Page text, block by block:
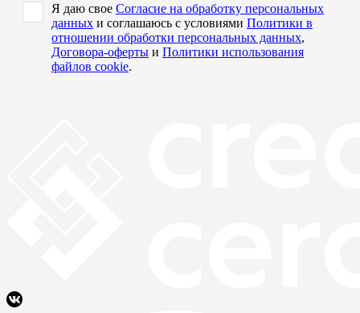
Я даю свое Согласие на обработку персональных
данных и соглашаюсь с условиями Политики в
отношении обработки персональных данных,
Договора-оферты и Политики использования
файлов cookie.